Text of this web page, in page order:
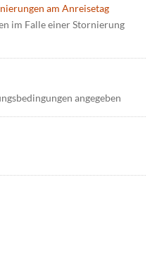
am Anreisetag
im Falle einer Stornierung
angegeben